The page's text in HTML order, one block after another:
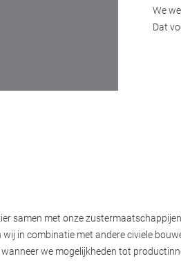
We
Dat
samen met onze
in combinatie met andere civiele
we mogelijkheden tot